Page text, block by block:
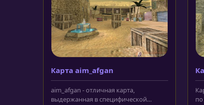
Карта aim_afgan
aim_afgan - отличная карта,
выдержанная в специфической